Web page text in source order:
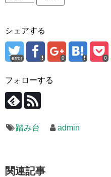
シェアする
error 0 0
フォローする
踏み台 admin
関連記事